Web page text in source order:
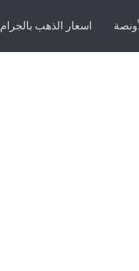
اسعار الذهب بالجرام